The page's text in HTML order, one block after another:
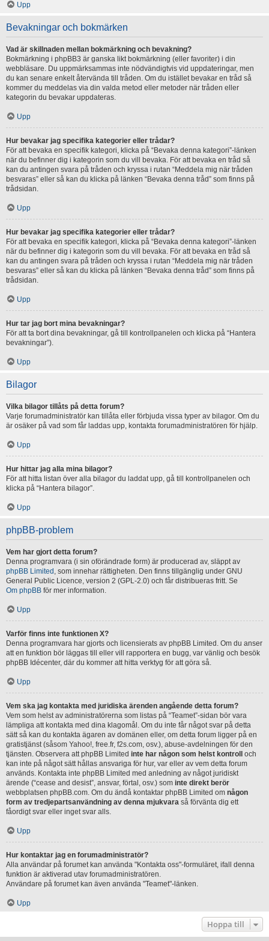
Upp
Bevakningar och bokmärken
Vad är skillnaden mellan bokmärkning och bevakning?
Bokmärkning i phpBB3 är ganska likt bokmärkning (eller favoriter) i din
webbläsare. Du uppmärksammas inte nödvändigtvis vid uppdateringar, men
du kan senare enkelt återvända till tråden. Om du istället bevakar en tråd så
kommer du meddelas via din valda metod eller metoder när tråden eller
kategorin du bevakar uppdateras.
Upp
Hur bevakar jag specifika kategorier eller trådar?
För att bevaka en specifik kategori, klicka på “Bevaka denna kategori”-länken
när du befinner dig i kategorin som du vill bevaka. För att bevaka en tråd så
kan du antingen svara på tråden och kryssa i rutan “Meddela mig när tråden
besvaras” eller så kan du klicka på länken “Bevaka denna tråd” som finns på
trådsidan.
Upp
Hur bevakar jag specifika kategorier eller trådar?
För att bevaka en specifik kategori, klicka på “Bevaka denna kategori”-länken
när du befinner dig i kategorin som du vill bevaka. För att bevaka en tråd så
kan du antingen svara på tråden och kryssa i rutan “Meddela mig när tråden
besvaras” eller så kan du klicka på länken “Bevaka denna tråd” som finns på
trådsidan.
Upp
Hur tar jag bort mina bevakningar?
För att ta bort dina bevakningar, gå till kontrollpanelen och klicka på “Hantera
bevakningar”).
Upp
Bilagor
Vilka bilagor tillåts på detta forum?
Varje forumadministratör kan tillåta eller förbjuda vissa typer av bilagor. Om du
är osäker på vad som får laddas upp, kontakta forumadministratören för hjälp.
Upp
Hur hittar jag alla mina bilagor?
För att hitta listan över alla bilagor du laddat upp, gå till kontrollpanelen och
klicka på “Hantera bilagor”.
Upp
phpBB-problem
Vem har gjort detta forum?
Denna programvara (i sin oförändrade form) är producerad av, släppt av
phpBB Limited , som innehar rättigheten. Den finns tillgänglig under GNU
General Public Licence, version 2 (GPL-2.0) och får distribueras fritt. Se
Om phpBB för mer information.
Upp
Varför finns inte funktionen X?
Denna programvara har gjorts och licensierats av phpBB Limited. Om du anser
att en funktion bör läggas till eller vill rapportera en bugg, var vänlig och besök
phpBB Idécenter, där du kommer att hitta verktyg för att göra så.
Upp
Vem ska jag kontakta med juridiska ärenden angående detta forum?
Vem som helst av administratörerna som listas på “Teamet”-sidan bör vara
lämpliga att kontakta med dina klagomål. Om du inte får något svar på detta
sätt så kan du kontakta ägaren av domänen eller, om detta forum ligger på en
gratistjänst (såsom Yahoo!, free.fr, f2s.com, osv.), abuse-avdelningen för den
tjänsten. Observera att phpBB Limited inte har någon som helst kontroll
och
kan inte på något sätt hållas ansvariga för hur, var eller av vem detta forum
används. Kontakta inte phpBB Limited med anledning av något juridiskt
ärende (“cease and desist”, ansvar, förtal, osv.) som inte direkt berör
webbplatsen phpBB.com. Om du ändå kontaktar phpBB Limited om någon
form av tredjepartsanvändning av denna mjukvara så förvänta dig ett
fåordigt svar eller inget svar alls.
Upp
Hur kontaktar jag en forumadministratör?
Alla användar på forumet kan använda "Kontakta oss"-formuläret, ifall denna
funktion är aktiverad utav forumadministratören.
Användare på forumet kan även använda "Teamet"-länken.
Upp
Hoppa till